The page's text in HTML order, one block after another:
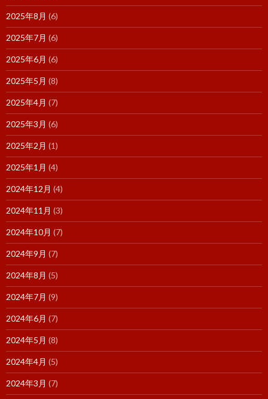
2025年8月 (6)
2025年7月 (6)
2025年6月 (6)
2025年5月 (8)
2025年4月 (7)
2025年3月 (6)
2025年2月 (1)
2025年1月 (4)
2024年12月 (4)
2024年11月 (3)
2024年10月 (7)
2024年9月 (7)
2024年8月 (5)
2024年7月 (9)
2024年6月 (7)
2024年5月 (8)
2024年4月 (5)
2024年3月 (7)